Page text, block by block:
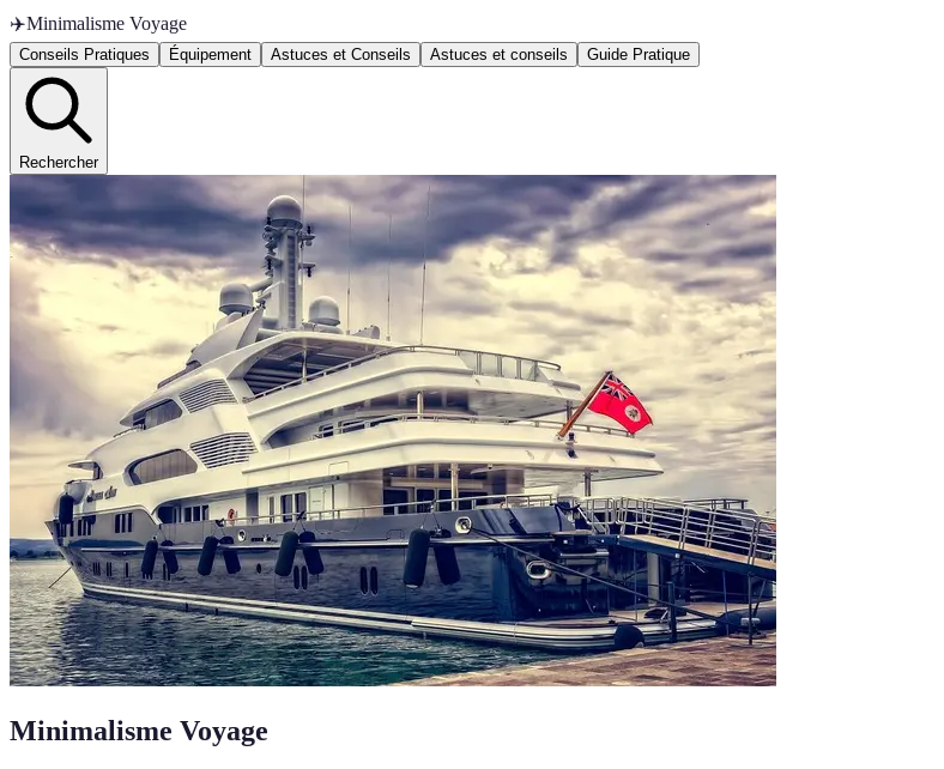
✈️Minimalisme Voyage
Conseils Pratiques Équipement Astuces et Conseils Astuces et conseils Guide Pratique
Rechercher
Minimalisme Voyage